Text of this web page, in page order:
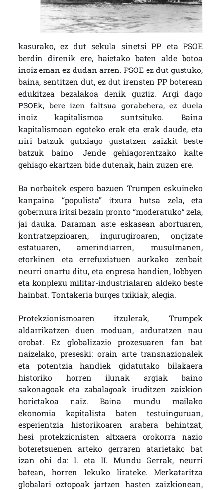
kasurako, ez dut sekula sinetsi PP eta PSOE
berdin direnik ere, haietako baten alde botoa
inoiz eman ez dudan arren. PSOE ez dut gustuko,
baina, sentitzen dut, ez dut irensten PP boterean
edukitzea bezalakoa denik guztiz. Argi dago
PSOEk, bere izen faltsua gorabehera, ez duela
inoiz kapitalismoa suntsituko. Baina
kapitalismoan egoteko erak eta erak daude, eta
niri batzuk gutxiago gustatzen zaizkit beste
batzuk baino. Jende gehiagorentzako kalte
gehiago ekartzen bide dutenak, hain zuzen ere.
Ba norbaitek espero bazuen Trumpen eskuineko
kanpaina “populista” itxura hutsa zela, eta
gobernura iritsi bezain pronto “moderatuko” zela,
jai dauka. Daraman aste eskasean abortuaren,
kontratzepzioaren, ingurugiroaren, ongizate
estatuaren, amerindiarren, musulmanen,
etorkinen eta errefuxiatuen aurkako zenbait
neurri onartu ditu, eta enpresa handien, lobbyen
eta konplexu militar-industrialaren aldeko beste
hainbat. Tontakeria burges txikiak, alegia.
Protekzionismoaren itzulerak, Trumpek
aldarrikatzen duen moduan, arduratzen nau
orobat. Ez globalizazio prozesuaren fan bat
naizelako, preseski: orain arte transnazionalek
eta potentzia handiek gidatutako bilakaera
historiko horren ilunak argiak baino
sakonagoak eta zabalagoak iruditzen zaizkion
horietakoa naiz. Baina mundu mailako
ekonomia kapitalista baten testuinguruan,
esperientzia historikoaren arabera behintzat,
hesi protekzionisten altxaera orokorra nazio
boteretsuenen arteko gerraren atarietako bat
izan ohi da: I. eta II. Mundu Gerrak, neurri
batean, horren lekuko lirateke. Merkataritza
globalari oztopoak jartzen hasten zaizkionean,